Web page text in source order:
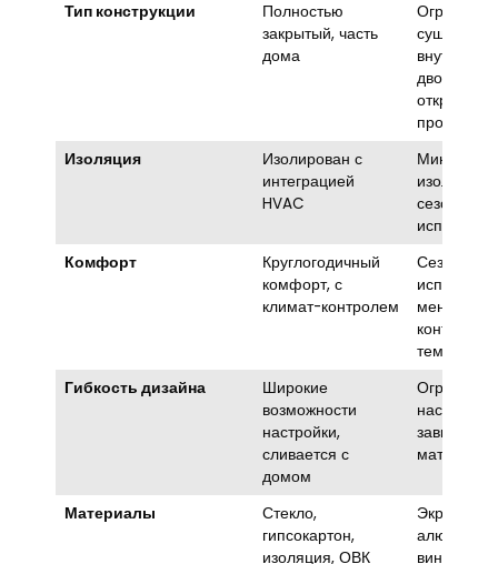
Тип конструкции
Полностью
закрытый, часть
дома
Ограждает
дворик или
открытое
Изоляция
Изолирован с
интеграцией
HVAC
изоляция,
сезонное
Комфорт
Круглогодичный
комфорт, с
климат-контролем
Сезонное
меньше
контроля
Гибкость дизайна
Широкие
возможности
настройки,
сливается с
домом
настройка,
Материалы
Стекло,
гипсокартон,
изоляция, ОВК
Экран,
алюминий,
винил